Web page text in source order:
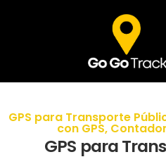
GPS para Transporte
con GPS,
GPS para